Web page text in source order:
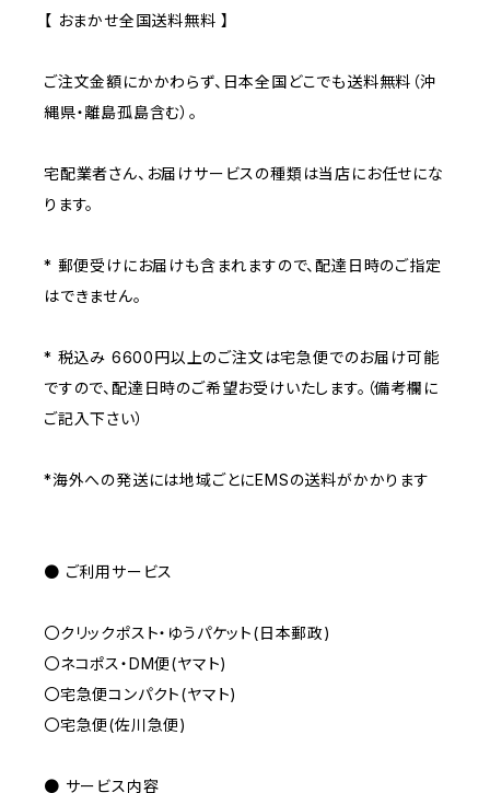
【 おまかせ全国送料無料 】
ご注文金額にかかわらず、日本全国どこでも送料無料（沖
縄県・離島孤島含む）。
宅配業者さん、お届けサービスの種類は当店にお任せにな
ります。
* 郵便受けにお届けも含まれますので、配達日時のご指定
はできません。
* 税込み 6600円以上のご注文は宅急便でのお届け可能
ですので、配達日時のご希望お受けいたします。（備考欄に
ご記入下さい）
*海外への発送には地域ごとにEMSの送料がかかります
● ご利用サービス
〇クリックポスト・ゆうパケット(日本郵政)
〇ネコポス・DM便(ヤマト)
〇宅急便コンパクト(ヤマト)
〇宅急便(佐川急便)
● サービス内容